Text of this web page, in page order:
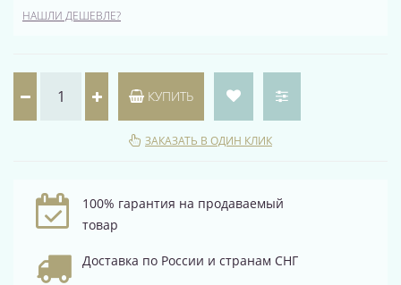
НАШЛИ ДЕШЕВЛЕ?
КУПИТЬ
ЗАКАЗАТЬ В ОДИН КЛИК
100% гарантия на продаваемый
товар
Доставка по России и странам СНГ